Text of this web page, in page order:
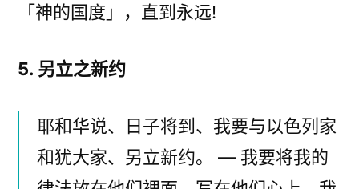
「神的国度」，直到永远!
5. 另立之新约
耶和华说、日子将到、我要与以色列家
和犹大家、另立新约。 — 我要将我的